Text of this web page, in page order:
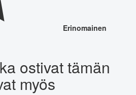
Erinomainen
ostivat tämän
myös